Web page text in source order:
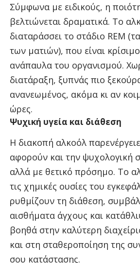
Σύμφωνα με ειδικούς, η
βελτιώνεται δραματικά. Το
διαταράσσει το στάδιο REM
των ματιών), που είναι
ανάπαυλα του οργανισμού.
διατάραξη, ξυπνάς πιο
ανανεωμένος, ακόμα κι αν
ώρες.
Ψυχική υγεία και διάθεση
Η διακοπή αλκοόλ
αφορούν και την ψυχολογική
αλλά με θετικό πρόσημο. Το
τις χημικές ουσίες του
ρυθμίζουν τη διάθεση,
αισθήματα άγχους και
βοηθά στην καλύτερη
και στη σταθεροποίηση της
σου κατάστασης.